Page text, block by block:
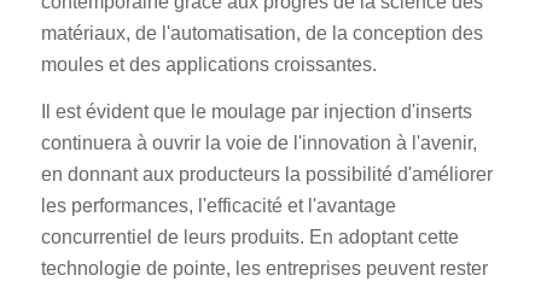
matériaux, de l'automatisation, de la conception des
moules et des applications croissantes.
Il est évident que le moulage par injection d'inserts
continuera à ouvrir la voie de l'innovation à l'avenir,
en donnant aux producteurs la possibilité d'améliorer
les performances, l'efficacité et l'avantage
concurrentiel de leurs produits. En adoptant cette
technologie de pointe, les entreprises peuvent rester